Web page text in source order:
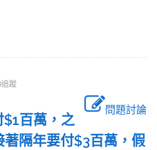
追蹤
問題討論
$1百萬，之
隔年要付$3百萬，假